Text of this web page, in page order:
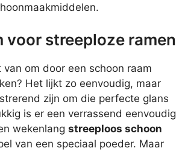
voor streeploze ramen
om door een schoon raam
Het lijkt zo eenvoudig, maar
zijn om die perfecte glans
is er een verrassend eenvoudig
wekenlang streeploos schoon
van een speciaal poeder. Maar